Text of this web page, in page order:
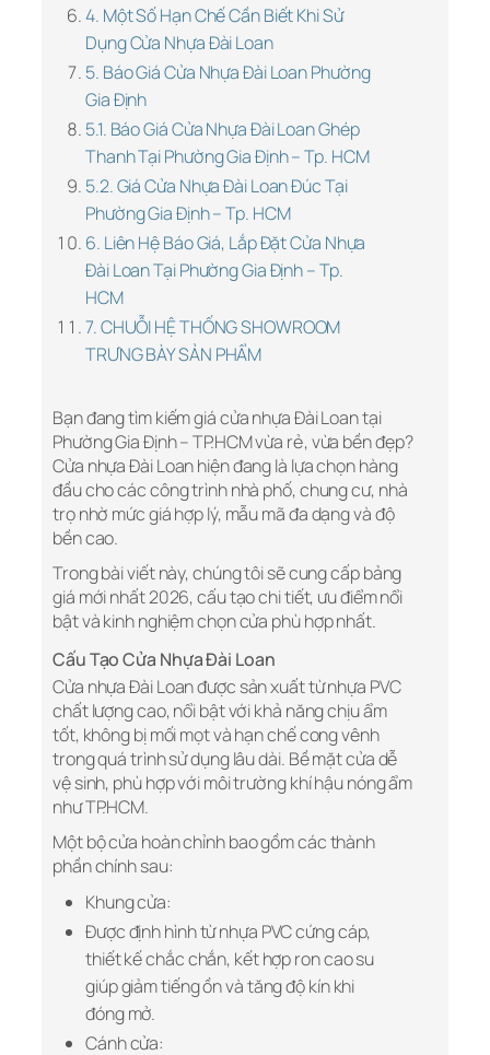
4. Một Số Hạn Chế Cần Biết Khi Sử
Dụng Cửa Nhựa Đài Loan
5. Báo Giá Cửa Nhựa Đài Loan Phường
Gia Định
5.1. Báo Giá Cửa Nhựa Đài Loan Ghép
Thanh Tại Phường Gia Định – Tp. HCM
5.2. Giá Cửa Nhựa Đài Loan Đúc Tại
Phường Gia Định – Tp. HCM
6. Liên Hệ Báo Giá, Lắp Đặt Cửa Nhựa
Đài Loan Tại Phường Gia Định – Tp.
HCM
7. CHUỖI HỆ THỐNG SHOWROOM
TRƯNG BÀY SẢN PHẨM
Bạn đang tìm kiếm giá cửa nhựa Đài Loan tại
Phường Gia Định – TP.HCM vừa rẻ, vừa bền đẹp?
Cửa nhựa Đài Loan hiện đang là lựa chọn hàng
đầu cho các công trình nhà phố, chung cư, nhà
trọ nhờ mức giá hợp lý, mẫu mã đa dạng và độ
bền cao.
Trong bài viết này, chúng tôi sẽ cung cấp bảng
giá mới nhất 2026, cấu tạo chi tiết, ưu điểm nổi
bật và kinh nghiệm chọn cửa phù hợp nhất.
Cấu Tạo Cửa Nhựa Đài Loan
Cửa nhựa Đài Loan được sản xuất từ nhựa PVC
chất lượng cao, nổi bật với khả năng chịu ẩm
tốt, không bị mối mọt và hạn chế cong vênh
trong quá trình sử dụng lâu dài. Bề mặt cửa dễ
vệ sinh, phù hợp với môi trường khí hậu nóng ẩm
như TP.HCM.
Một bộ cửa hoàn chỉnh bao gồm các thành
phần chính sau:
Khung cửa:
Được định hình từ nhựa PVC cứng cáp,
thiết kế chắc chắn, kết hợp ron cao su
giúp giảm tiếng ồn và tăng độ kín khi
đóng mở.
Cánh cửa: